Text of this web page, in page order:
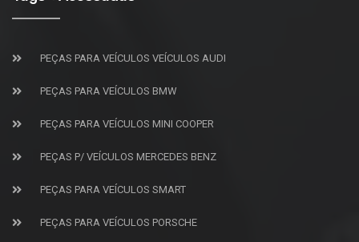
PEÇAS PARA VEÍCULOS VEÍCULOS AUDI
PEÇAS PARA VEÍCULOS BMW
PEÇAS PARA VEÍCULOS MINI COOPER
PEÇAS P/ VEÍCULOS MERCEDES BENZ
PEÇAS PARA VEÍCULOS SMART
PEÇAS PARA VEÍCULOS PORSCHE